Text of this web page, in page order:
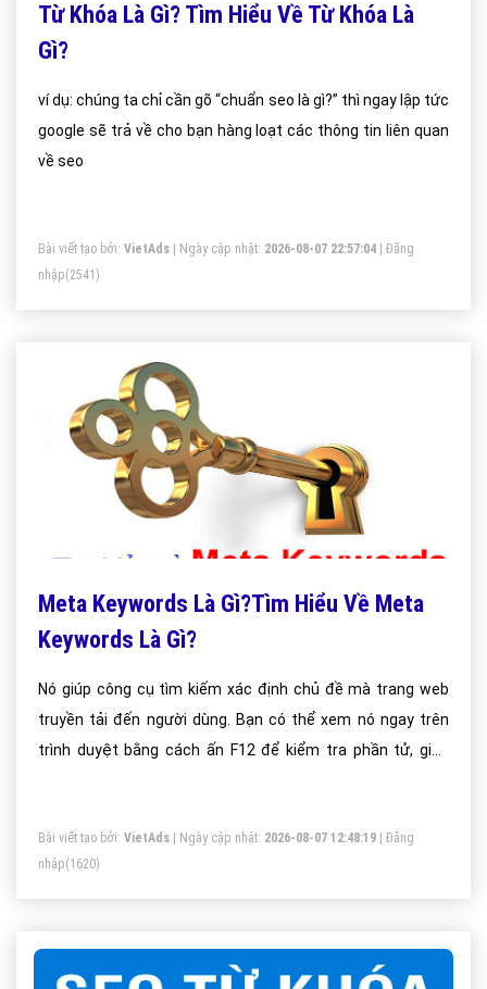
Từ Khóa Là Gì? Tìm Hiểu Về Từ Khóa Là
Gì?
ví dụ: chúng ta chỉ cần gõ “chuẩn seo là gì?” thì ngay lập tức
google sẽ trả về cho bạn hàng loạt các thông tin liên quan
về seo
Bài viết tạo bởi: VietAds | Ngày cập nhật: 2026-08-07 22:57:04
Đăng
nhập(2541)
Meta Keywords Là Gì?Tìm Hiểu Về Meta
Keywords Là Gì?
Nó giúp công cụ tìm kiếm xác định chủ đề mà trang web
truyền tải đến người dùng. Bạn có thể xem nó ngay trên
trình duyệt bằng cách ấn F12 để kiểm tra phần tử, giao
Bài viết tạo bởi: VietAds | Ngày cập nhật: 2026-08-07 12:48:19
Đăng
nhập(1620)